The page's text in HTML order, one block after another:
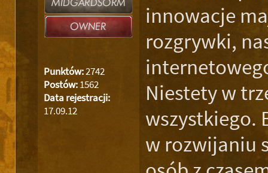
Punktów:2742
Postów:1562
Data rejestracji:
17.09.12
innowacje
rozgrywki,
Niestety w
wszystkiego.
w rozwijaniu